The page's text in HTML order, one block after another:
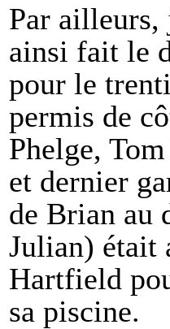
Par
ainsi fait le
pour le
permis de
Phelge,
et dernier
de Brian au
Julian) était
Hartfield
sa piscine.